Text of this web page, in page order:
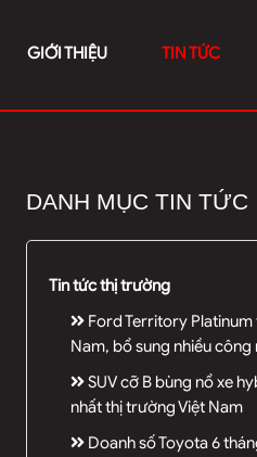
GIỚI THIỆU TIN TỨC
DANH MỤC TIN TỨC
Tin tức thị trường
Ford Territory Platinum
Nam, bổ sung nhiều công
SUV cỡ B bùng nổ xe
nhất thị trường Việt Nam
Doanh số Toyota 6